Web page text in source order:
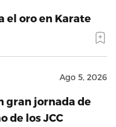
el oro en Karate
Ago 5, 2026
gran jornada de
de los JCC